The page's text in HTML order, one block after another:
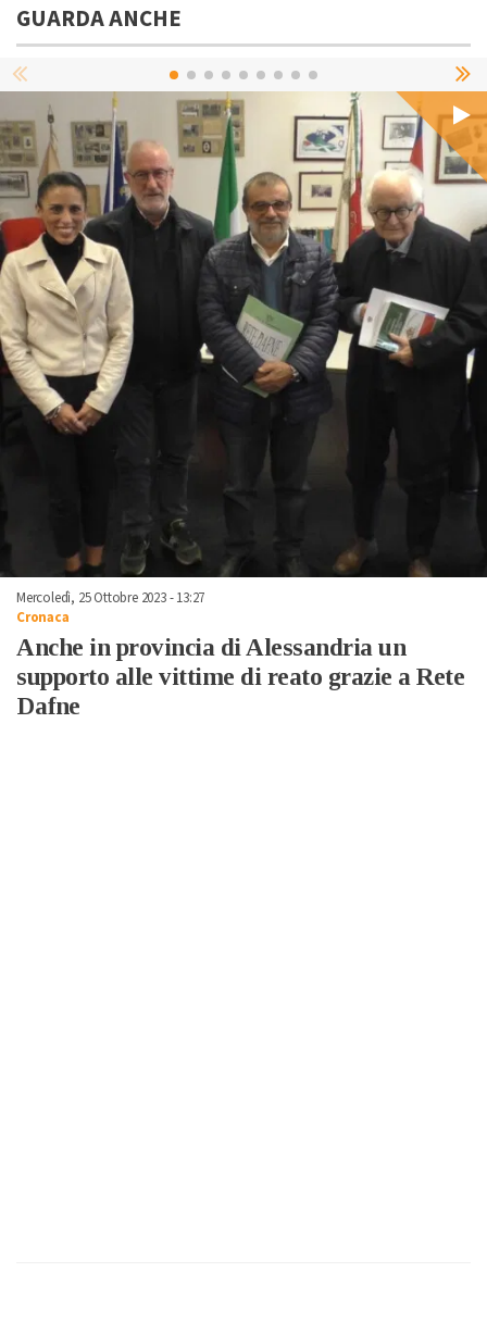
GUARDA ANCHE
Mercoledì, 25 Ottobre 2023 - 13:27
Cronaca
Anche in provincia di Alessandria un
supporto alle vittime di reato grazie a Rete
Dafne